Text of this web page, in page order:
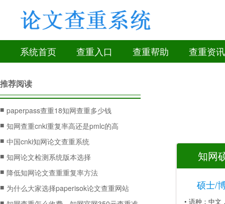
系统首页 查重入口 查重帮助 查重资讯
推荐阅读
■ paperpass查重18知网查重多少钱
■ 知网查重cnki重复率高还是pmlc的高
■ 中国cnki知网论文查重系统
■ 知网论文检测系统版本选择
■ 降低知网论文查重重复率方法
■ 为什么大家选择paperisok论文查重网站
知网
硕士/
• 语种：中文